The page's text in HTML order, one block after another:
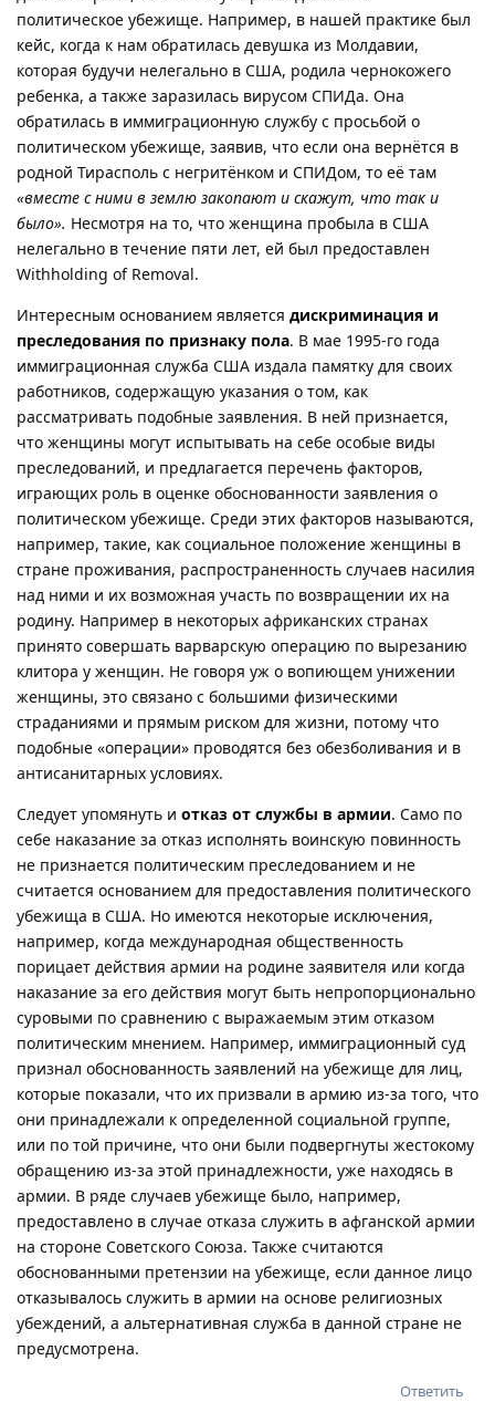
политическое убежище. Например, в нашей практике был
кейс, когда к нам обратилась девушка из Молдавии,
которая будучи нелегально в США, родила чернокожего
ребенка, а также заразилась вирусом СПИДа. Она
обратилась в иммиграционную службу с просьбой о
политическом убежище, заявив, что если она вернётся в
родной Тирасполь с негритёнком и СПИДом, то её там
«вместе с ними в землю закопают и скажут, что так и
было». Несмотря на то, что женщина пробыла в США
нелегально в течение пяти лет, ей был предоставлен
Withholding of Removal.
Интересным основанием является дискриминация и
преследования по признаку пола. В мае 1995-го года
иммиграционная служба США издала памятку для своих
работников, содержащую указания о том, как
рассматривать подобные заявления. В ней признается,
что женщины могут испытывать на себе особые виды
преследований, и предлагается перечень факторов,
играющих роль в оценке обоснованности заявления о
политическом убежище. Среди этих факторов называются,
например, такие, как социальное положение женщины в
стране проживания, распространенность случаев насилия
над ними и их возможная участь по возвращении их на
родину. Например в некоторых африканских странах
принято совершать варварскую операцию по вырезанию
клитора у женщин. Не говоря уж о вопиющем унижении
женщины, это связано с большими физическими
страданиями и прямым риском для жизни, потому что
подобные «операции» проводятся без обезболивания и в
антисанитарных условиях.
Следует упомянуть и отказ от службы в армии. Само по
себе наказание за отказ исполнять воинскую повинность
не признается политическим преследованием и не
считается основанием для предоставления политического
убежища в США. Но имеются некоторые исключения,
например, когда международная общественность
порицает действия армии на родине заявителя или когда
наказание за его действия могут быть непропорционально
суровыми по сравнению с выражаемым этим отказом
политическим мнением. Например, иммиграционный суд
признал обоснованность заявлений на убежище для лиц,
которые показали, что их призвали в армию из-за того, что
они принадлежали к определенной социальной группе,
или по той причине, что они были подвергнуты жестокому
обращению из-за этой принадлежности, уже находясь в
армии. В ряде случаев убежище было, например,
предоставлено в случае отказа служить в афганской армии
на стороне Советского Союза. Также считаются
обоснованными претензии на убежище, если данное лицо
отказывалось служить в армии на основе религиозных
убеждений, а альтернативная служба в данной стране не
предусмотрена.
Ответить